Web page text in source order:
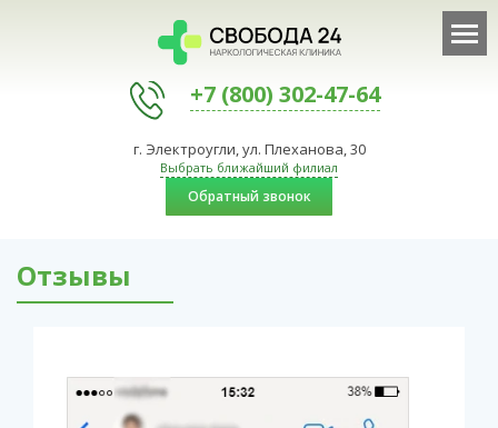
+7 (800) 302-47-64
г. Электроугли, ул. Плеханова, 30
Выбрать ближайший филиал
Обратный звонок
Отзывы